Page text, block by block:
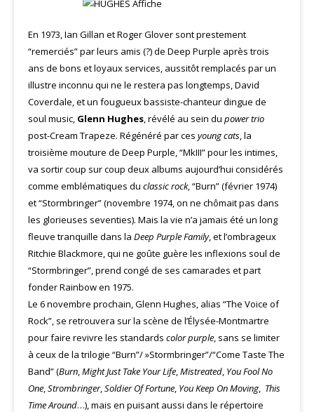
En 1973, Ian Gillan et Roger Glover sont prestement
“remerciés” par leurs amis (?) de Deep Purple après trois
ans de bons et loyaux services, aussitôt remplacés par un
illustre inconnu qui ne le restera pas longtemps, David
Coverdale, et un fougueux bassiste-chanteur dingue de
soul music, Glenn Hughes, révélé au sein du power trio
post-Cream Trapeze. Régénéré par ces young cats, la
troisième mouture de Deep Purple, “MkIII” pour les intimes,
va sortir coup sur coup deux albums aujourd’hui considérés
comme emblématiques du classic rock, “Burn” (février 1974)
et “Stormbringer” (novembre 1974, on ne chômait pas dans
les glorieuses seventies). Mais la vie n’a jamais été un long
fleuve tranquille dans la Deep Purple Family, et l’ombrageux
Ritchie Blackmore, qui ne goûte guère les inflexions soul de
“Stormbringer”, prend congé de ses camarades et part
fonder Rainbow en 1975.
Le 6 novembre prochain, Glenn Hughes, alias “The Voice of
Rock”, se retrouvera sur la scène de l’Élysée-Montmartre
pour faire revivre les standards color purple, sans se limiter
à ceux de la trilogie “Burn”/ »Stormbringer”/“Come Taste The
Band” (Burn,Might Just Take Your Life,Mistreated, You Fool No
One,Strombringer,Soldier Of Fortune, You Keep On Moving, This
Time Around…), mais en puisant aussi dans le répertoire